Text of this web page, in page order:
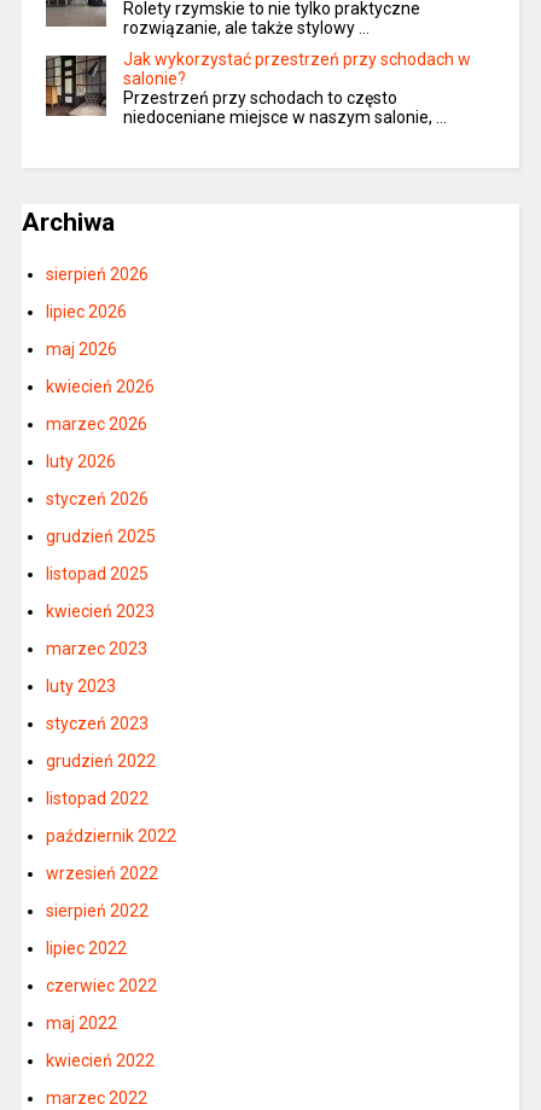
Rolety rzymskie to nie tylko praktyczne
rozwiązanie, ale także stylowy …
Jak wykorzystać przestrzeń przy schodach w
salonie?
Przestrzeń przy schodach to często
niedoceniane miejsce w naszym salonie, …
Archiwa
sierpień 2026
lipiec 2026
maj 2026
kwiecień 2026
marzec 2026
luty 2026
styczeń 2026
grudzień 2025
listopad 2025
kwiecień 2023
marzec 2023
luty 2023
styczeń 2023
grudzień 2022
listopad 2022
październik 2022
wrzesień 2022
sierpień 2022
lipiec 2022
czerwiec 2022
maj 2022
kwiecień 2022
marzec 2022